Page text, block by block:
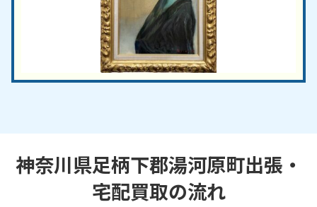
神奈川県足柄下郡湯河原町出張・
宅配買取の流れ